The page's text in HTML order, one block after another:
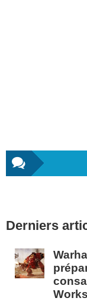
latérale
Derniers